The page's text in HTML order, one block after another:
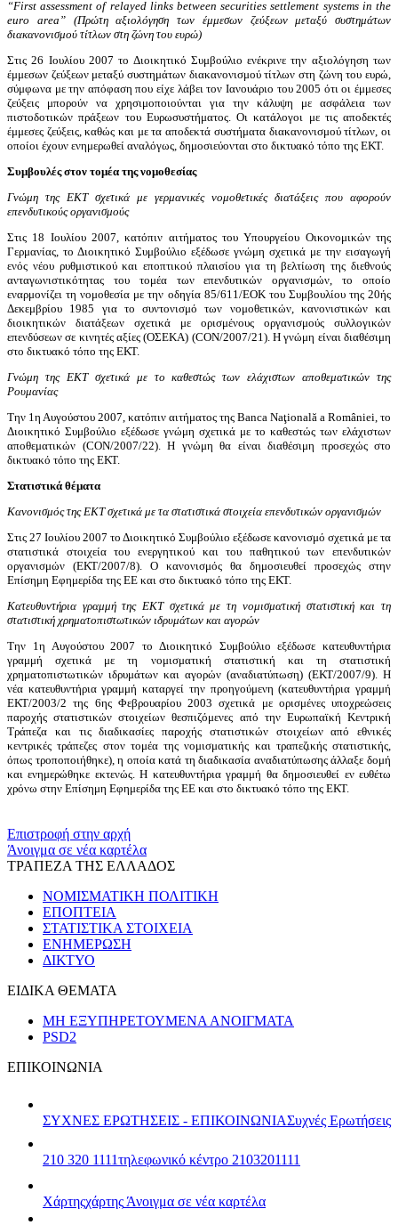
“First assessment of relayed links between securities settlement systems in the
euro area” (Πρώτη αξιολόγηση των έμμεσων ζεύξεων μεταξύ συστημάτων
διακανονισμού τίτλων στη ζώνη του ευρώ)
Στις 26 Ιουλίου 2007 το Διοικητικό Συμβούλιο ενέκρινε την αξιολόγηση των
έμμεσων ζεύξεων μεταξύ συστημάτων διακανονισμού τίτλων στη ζώνη του ευρώ,
σύμφωνα με την απόφαση που είχε λάβει τον Ιανουάριο του 2005 ότι οι έμμεσες
ζεύξεις μπορούν να χρησιμοποιούνται για την κάλυψη με ασφάλεια των
πιστοδοτικών πράξεων του Ευρωσυστήματος. Οι κατάλογοι με τις αποδεκτές
έμμεσες ζεύξεις, καθώς και με τα αποδεκτά συστήματα διακανονισμού τίτλων, οι
οποίοι έχουν ενημερωθεί αναλόγως, δημοσιεύονται στο δικτυακό τόπο της ΕΚΤ.
Συμβουλές στον τομέα της νομοθεσίας
Γνώμη της ΕΚΤ σχετικά με γερμανικές νομοθετικές διατάξεις που αφορούν
επενδυτικούς οργανισμούς
Στις 18 Ιουλίου 2007, κατόπιν αιτήματος του Υπουργείου Οικονομικών της
Γερμανίας, το Διοικητικό Συμβούλιο εξέδωσε γνώμη σχετικά με την εισαγωγή
ενός νέου ρυθμιστικού και εποπτικού πλαισίου για τη βελτίωση της διεθνούς
ανταγωνιστικότητας του τομέα των επενδυτικών οργανισμών, το οποίο
εναρμονίζει τη νομοθεσία με την οδηγία 85/611/EΟΚ του Συμβουλίου της 20ής
Δεκεμβρίου 1985 για το συντονισμό των νομοθετικών, κανονιστικών και
διοικητικών διατάξεων σχετικά με ορισμένους οργανισμούς συλλογικών
επενδύσεων σε κινητές αξίες (ΟΣΕΚΑ) (CON/2007/21). Η γνώμη είναι διαθέσιμη
στο δικτυακό τόπο της ΕΚΤ.
Γνώμη της ΕΚΤ σχετικά με το καθεστώς των ελάχιστων αποθεματικών της
Ρουμανίας
Την 1η Αυγούστου 2007, κατόπιν αιτήματος της Banca Naţională a României, το
Διοικητικό Συμβούλιο εξέδωσε γνώμη σχετικά με το καθεστώς των ελάχιστων
αποθεματικών (CON/2007/22). Η γνώμη θα είναι διαθέσιμη προσεχώς στο
δικτυακό τόπο της ΕΚΤ.
Στατιστικά θέματα
Κανονισμός της ΕΚΤ σχετικά με τα στατιστικά στοιχεία επενδυτικών οργανισμών
Στις 27 Ιουλίου 2007 το Διοικητικό Συμβούλιο εξέδωσε κανονισμό σχετικά με τα
στατιστικά στοιχεία του ενεργητικού και του παθητικού των επενδυτικών
οργανισμών (ΕΚΤ/2007/8). Ο κανονισμός θα δημοσιευθεί προσεχώς στην
Επίσημη Εφημερίδα της ΕΕ και στο δικτυακό τόπο της ΕΚΤ.
Κατευθυντήρια γραμμή της ΕΚΤ σχετικά με τη νομισματική στατιστική και τη
στατιστική χρηματοπιστωτικών ιδρυμάτων και αγορών
Την 1η Αυγούστου 2007 το Διοικητικό Συμβούλιο εξέδωσε κατευθυντήρια
γραμμή σχετικά με τη νομισματική στατιστική και τη στατιστική
χρηματοπιστωτικών ιδρυμάτων και αγορών (αναδιατύπωση) (ΕΚΤ/2007/9). Η
νέα κατευθυντήρια γραμμή καταργεί την προηγούμενη (κατευθυντήρια γραμμή
ΕΚΤ/2003/2 της 6ης Φεβρουαρίου 2003 σχετικά με ορισμένες υποχρεώσεις
παροχής στατιστικών στοιχείων θεσπιζόμενες από την Ευρωπαϊκή Κεντρική
Τράπεζα και τις διαδικασίες παροχής στατιστικών στοιχείων από εθνικές
κεντρικές τράπεζες στον τομέα της νομισματικής και τραπεζικής στατιστικής,
όπως τροποποιήθηκε), η οποία κατά τη διαδικασία αναδιατύπωσης άλλαξε δομή
και ενημερώθηκε εκτενώς. Η κατευθυντήρια γραμμή θα δημοσιευθεί εν ευθέτω
χρόνω στην Επίσημη Εφημερίδα της ΕΕ και στο δικτυακό τόπο της ΕΚΤ.
Επιστροφή στην αρχή
Άνοιγμα σε νέα καρτέλα
ΤΡΑΠΕΖΑ ΤΗΣ ΕΛΛΑΔΟΣ
ΝΟΜΙΣΜΑΤΙΚΗ ΠΟΛΙΤΙΚΗ
ΕΠΟΠΤΕΙΑ
ΣΤΑΤΙΣΤΙΚΑ ΣΤΟΙΧΕΙΑ
ΕΝΗΜΕΡΩΣΗ
ΔΙΚΤΥΟ
ΕΙΔΙΚΑ ΘΕΜΑΤΑ
ΜΗ ΕΞΥΠΗΡΕΤΟΥΜΕΝΑ ΑΝΟΙΓΜΑΤΑ
PSD2
ΕΠΙΚΟΙΝΩΝΙΑ
ΣΥΧΝΕΣ ΕΡΩΤΗΣΕΙΣ - ΕΠΙΚΟΙΝΩΝΙΑΣυχνές Ερωτήσεις
210 320 1111τηλεφωνικό κέντρο 2103201111
Χάρτηςχάρτης Άνοιγμα σε νέα καρτέλα